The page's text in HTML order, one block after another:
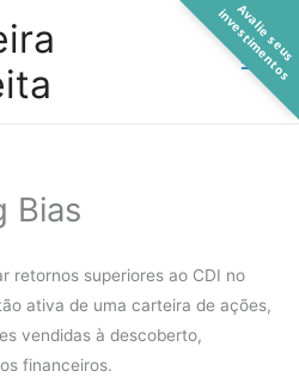
Bias
retornos superiores ao CDI no
ativa de uma carteira de ações,
vendidas à descoberto,
financeiros.
A
v
a
l
i
e
s
e
u
s
i
n
v
e
s
t
i
m
e
n
t
o
s